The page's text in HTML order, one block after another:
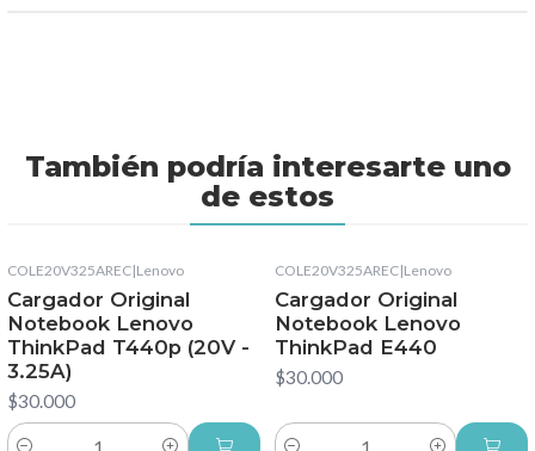
También podría interesarte uno
de estos
COLE20V325AREC|Lenovo
Cargador Original
Notebook Lenovo
ThinkPad T440p (20V -
3.25A)
$30.000
COLE20V325AREC|Lenovo
Cargador Original
Notebook Lenovo
ThinkPad E440
$30.000